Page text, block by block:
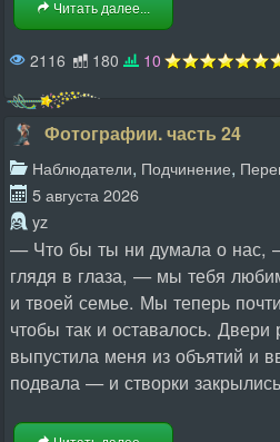
Читать далее...
2116 180 10
Фотографии. часть 24
Наблюдатели, Подчинение,
5 августа 2026
yz
— Что бы ты ни думала о нас,
глядя в глаза, — мы тебя
и твоей семье. Мы теперь
чтобы так и оставалось.
выпустила меня из объятий и
подвала — и створки